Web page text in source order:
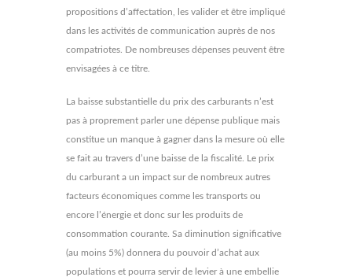
propositions d’affectation, les valider et être impliqué
dans les activités de communication auprès de nos
compatriotes. De nombreuses dépenses peuvent être
envisagées à ce titre.
La baisse substantielle du prix des carburants n’est
pas à proprement parler une dépense publique mais
constitue un manque à gagner dans la mesure où elle
se fait au travers d’une baisse de la fiscalité. Le prix
du carburant a un impact sur de nombreux autres
facteurs économiques comme les transports ou
encore l’énergie et donc sur les produits de
consommation courante. Sa diminution significative
(au moins 5%) donnera du pouvoir d’achat aux
populations et pourra servir de levier à une embellie